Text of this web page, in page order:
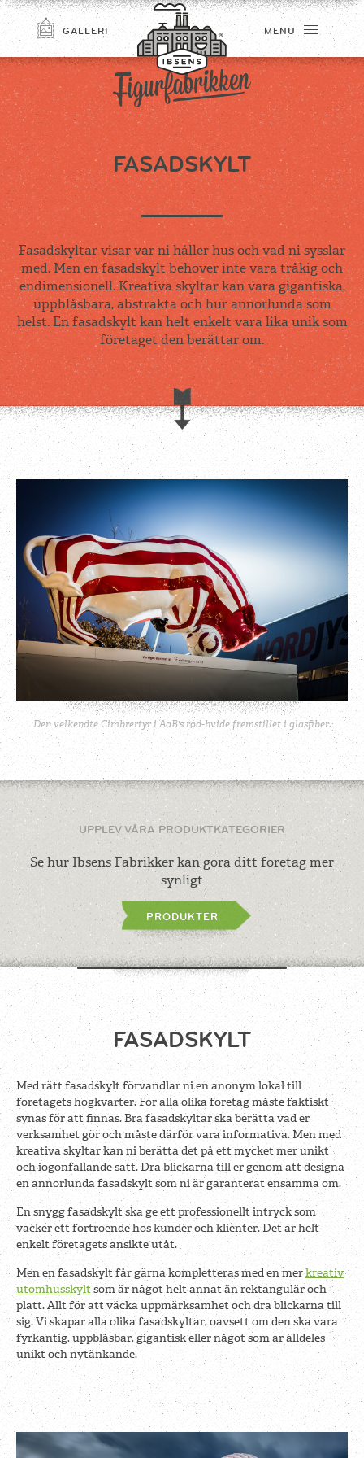
TILMELD
GALLERI MENU
FASADSKYLT
Fasadskyltar visar var ni håller hus och vad ni sysslar
med. Men en fasadskylt behöver inte vara tråkig och
endimensionell. Kreativa skyltar kan vara gigantiska,
uppblåsbara, abstrakta och hur annorlunda som
helst. En fasadskylt kan helt enkelt vara lika unik som
företaget den berättar om.
Den velkendte Cimbrertyr i AaB's rød-hvide fremstillet i glasfiber.
UPPLEV VÅRA PRODUKTKATEGORIER
Se hur Ibsens Fabrikker kan göra ditt företag mer
synligt
PRODUKTER
FASADSKYLT
Med rätt fasadskylt förvandlar ni en anonym lokal till
företagets högkvarter. För alla olika företag måste faktiskt
synas för att finnas. Bra fasadskyltar ska berätta vad er
verksamhet gör och måste därför vara informativa. Men med
kreativa skyltar kan ni berätta det på ett mycket mer unikt
och iögonfallande sätt. Dra blickarna till er genom att designa
en annorlunda fasadskylt som ni är garanterat ensamma om.
En snygg fasadskylt ska ge ett professionellt intryck som
väcker ett förtroende hos kunder och klienter. Det är helt
enkelt företagets ansikte utåt.
Men en fasadskylt får gärna kompletteras med en merkreativ
utomhusskyltsom är något helt annat än rektangulär och
platt. Allt för att väcka uppmärksamhet och dra blickarna till
sig. Vi skapar alla olika fasadskyltar, oavsett om den ska vara
fyrkantig, uppblåsbar, gigantisk eller något som är alldeles
unikt och nytänkande.